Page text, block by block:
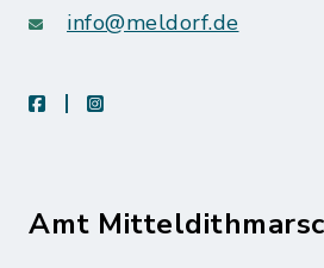
info@meldorf.de
facebookinstagram
Amt